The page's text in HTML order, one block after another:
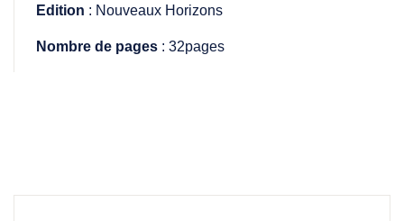
Edition : Nouveaux Horizons
Nombre de pages : 32pages